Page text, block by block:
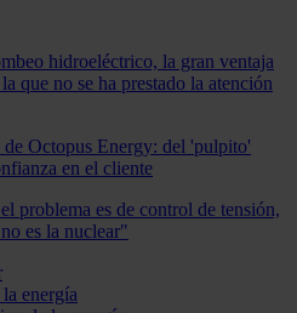
hidroeléctrico, la gran ventaja
que no se ha prestado la atención
Octopus Energy: del 'pulpito'
en el cliente
problema es de control de tensión,
es la nuclear"